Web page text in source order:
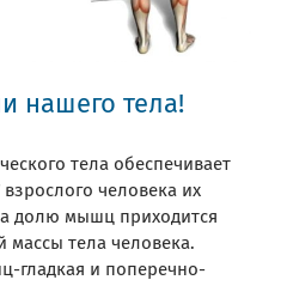
нашего тела!
тела обеспечивает
человека их
долю мышц приходится
массы тела человека.
гладкая и поперечно-